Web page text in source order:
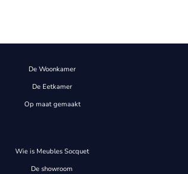
De Woonkamer
De Eetkamer
Op maat gemaakt
Wie is Meubles Socquet
De showroom